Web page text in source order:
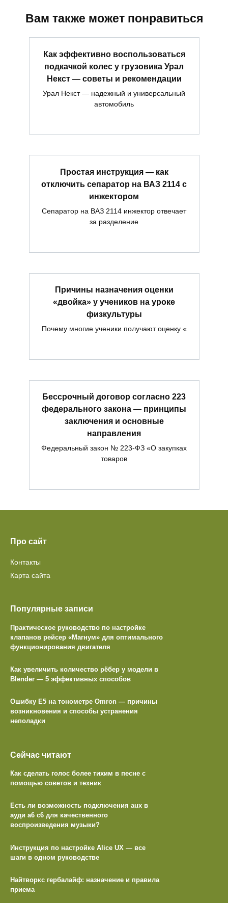
Вам также может понравиться
Как эффективно воспользоваться
подкачкой колес у грузовика Урал
Некст — советы и рекомендации
Урал Некст — надежный и универсальный
автомобиль
Простая инструкция — как
отключить сепаратор на ВАЗ 2114 с
инжектором
Сепаратор на ВАЗ 2114 инжектор отвечает
за разделение
Причины назначения оценки
«двойка» у учеников на уроке
физкультуры
Почему многие ученики получают оценку «
Бессрочный договор согласно 223
федерального закона — принципы
заключения и основные
направления
Федеральный закон № 223-ФЗ «О закупках
товаров
Про сайт
Контакты
Карта сайта
Популярные записи
Практическое руководство по настройке
клапанов рейсер «Магнум» для оптимального
функционирования двигателя
Как увеличить количество рёбер у модели в
Blender — 5 эффективных способов
Ошибку E5 на тонометре Omron — причины
возникновения и способы устранения
неполадки
Сейчас читают
Как сделать голос более тихим в песне с
помощью советов и техник
Есть ли возможность подключения aux в
ауди а6 с6 для качественного
воспроизведения музыки?
Инструкция по настройке Alice UX — все
шаги в одном руководстве
Найтворкс гербалайф: назначение и правила
приема